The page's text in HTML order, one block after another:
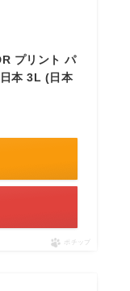
プリント パ
本 3L (日本
ポチップ